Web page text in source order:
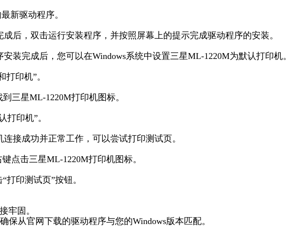
新驱动程序。
后，双击运行安装程序，并按照屏幕上的提示完成驱动程序的安装。
装完成后，您可以在Windows系统中设置三星ML-1220M为默认打印机。
打印机”。
三星ML-1220M打印机图标。
打印机”。
接成功并正常工作，可以尝试打印测试页。
点击三星ML-1220M打印机图标。
打印测试页”按钮。
牢固。
保从官网下载的驱动程序与您的Windows版本匹配。